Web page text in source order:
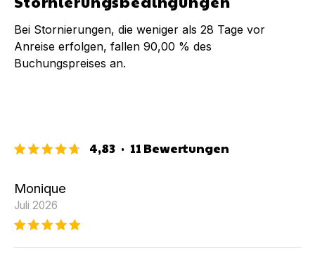
Bei Stornierungen, die weniger als 28 Tage vor
Anreise erfolgen, fallen 90,00 % des
Buchungspreises an.
4,83 · 11 Bewertungen
Monique
Juli 2026